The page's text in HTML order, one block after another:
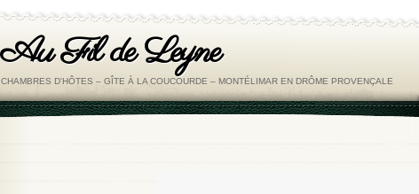
Au Fil de Leyne
CHAMBRES D'HÔTES – GÎTE À LA COUCOURDE – MONTÉLIMAR EN DRÔME PROVENÇALE